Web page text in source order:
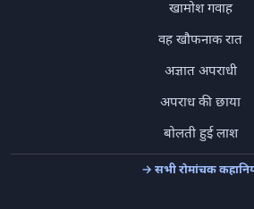
खामोश गवाह
वह खौफनाक रात
अज्ञात अपराधी
अपराध की छाया
बोलती हुई लाश
→ सभी रोमांचक